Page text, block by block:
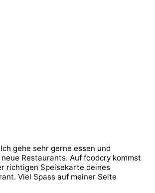
gehe sehr gerne essen und
Restaurants. Auf foodcry kommst
richtigen Speisekarte deines
Viel Spass auf meiner Seite